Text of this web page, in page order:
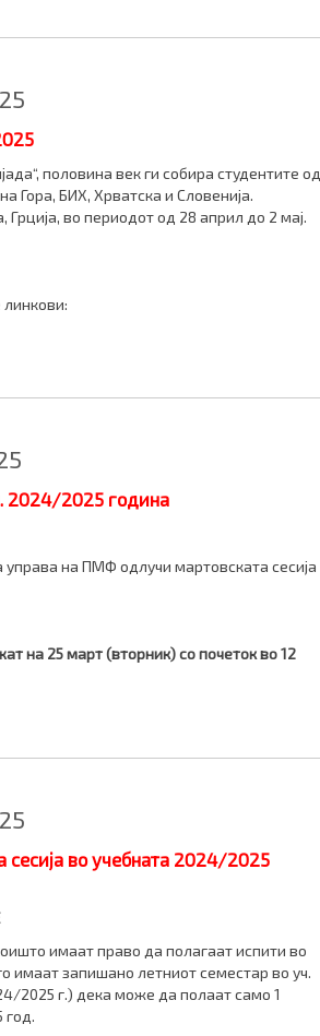
половина век ги собира студентите од
Гора, БИХ, Хрватска и Словенија.
во периодот од 28 април до 2 мај.
2024/2025 година
на ПМФ одлучи мартовската сесија
на 25 март (вторник) со почеток во 12
сесија во учебната 2024/2025
имаат право да полагаат испити во
имаат запишано летниот семестар во уч.
2025 г.) дека може да полаат само 1
год.